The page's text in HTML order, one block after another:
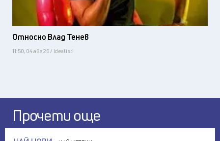
Относно Влад Тенев
11:50, 04 авг 26 / Idealisti
Прочети още